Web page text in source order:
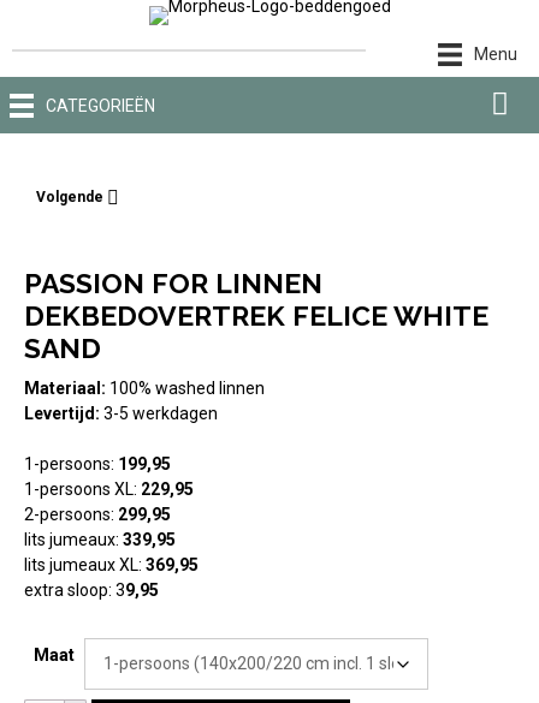
Menu
CATEGORIEËN
Volgende
PASSION FOR LINNEN
DEKBEDOVERTREK FELICE WHITE
SAND
Materiaal: 100% washed linnen
Levertijd: 3-5 werkdagen
1-persoons: 199,95
1-persoons XL: 229,95
2-persoons: 299,95
lits jumeaux: 339,95
lits jumeaux XL: 369,95
extra sloop: 39,95
Maat